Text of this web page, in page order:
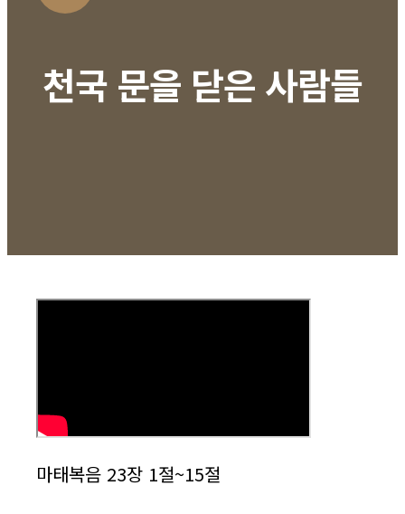
천국 문을 닫은 사람들
마태복음 23장 1절~15절